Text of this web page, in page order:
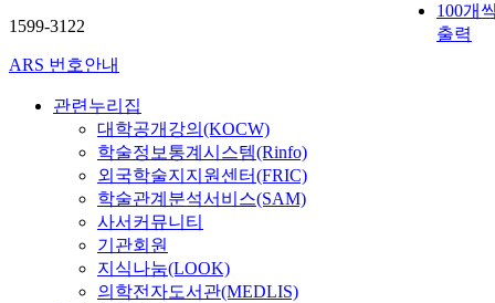
100개
출력
1599-3122
ARS 번호안내
관련누리집
대학공개강의(KOCW)
학술정보통계시스템(Rinfo)
외국학술지지원센터(FRIC)
학술관계분석서비스(SAM)
사서커뮤니티
기관회원
지식나눔(LOOK)
의학전자도서관(MEDLIS)